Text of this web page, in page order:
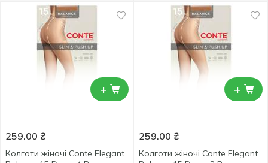
+
259.00 ₴
Колготи жіночі Conte Elegant
+
259.00 ₴
Колготи жіночі Conte Elegant